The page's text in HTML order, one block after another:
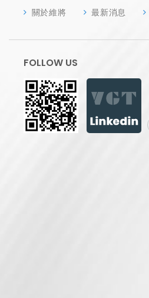
關於維將 最新消息
FOLLOW US